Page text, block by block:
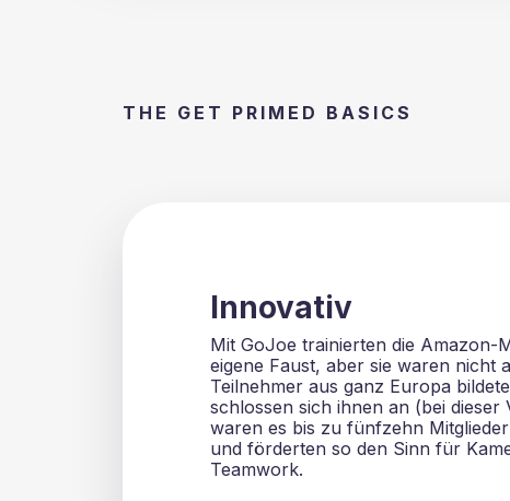
THE GET PRIMED BASICS
Innovativ
Mit GoJoe trainierten die Amazon-
eigene Faust, aber sie waren nicht
Teilnehmer aus ganz Europa
schlossen sich ihnen an (bei dieser
waren es bis zu fünfzehn
und förderten so den Sinn für
Teamwork.